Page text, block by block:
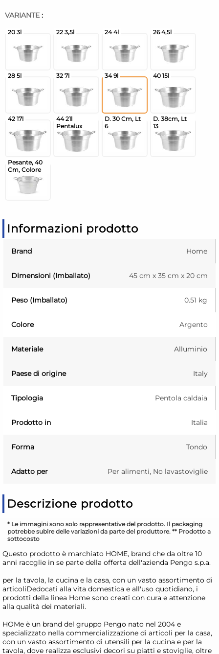
VARIANTE :
Informazioni prodotto
Brand Home
Dimensioni (Imballato) 45 cm x 35 cm x 20 cm
Peso (Imballato) 0.51 kg
Colore Argento
Materiale Alluminio
Paese di origine Italy
Tipologia Pentola caldaia
Prodotto in Italia
Forma Tondo
Adatto per Per alimenti, No lavastoviglie
Descrizione prodotto
* Le immagini sono solo rappresentative del prodotto. Il packaging
potrebbe subire delle variazioni da parte del produttore. ** Prodotto a
sottocosto
Questo prodotto è marchiato HOME, brand che da oltre 10
anni raccglie in se parte della offerta dell'azienda Pengo s.p.a.
per la tavola, la cucina e la casa, con un vasto assortimento di
articoliDedocati alla vita domestica e all'uso quotidiano, i
prodotti della linea Home sono creati con cura e attenzione
alla qualità dei materiali.
HOMe è un brand del gruppo Pengo nato nel 2004 e
specializzato nella commercializzazione di articoli per la casa,
con un vasto assortimento di utensili per la cucina e per la
tavola, dove realizza esclusivi decori su piatti e stoviglie, oltre